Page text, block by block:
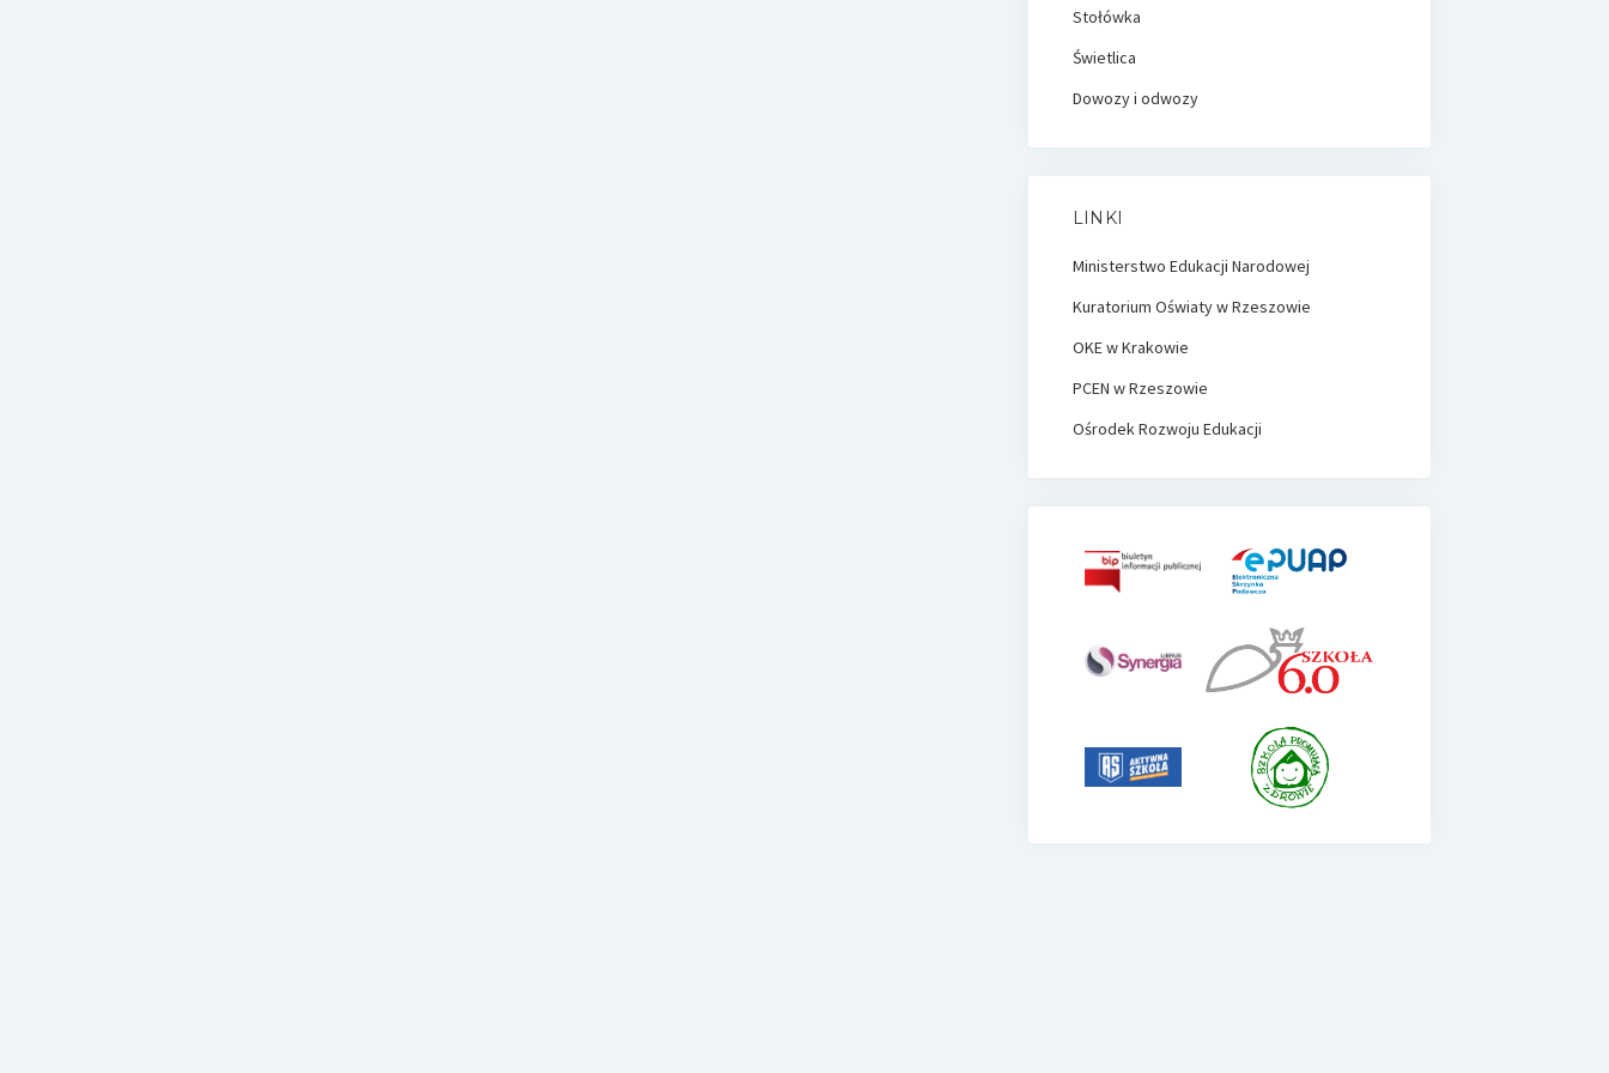
Stołówka
Świetlica
Dowozy i odwozy
LINKI
Ministerstwo Edukacji Narodowej
Kuratorium Oświaty w Rzeszowie
OKE w Krakowie
PCEN w Rzeszowie
Ośrodek Rozwoju Edukacji